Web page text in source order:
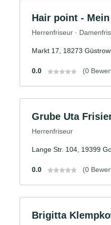
Hair point -
Herrenfriseur ·
Markt 17, 18273 Güstrow
0.0 (0
Grube Uta
Herrenfriseur
Lange Str. 104, 19399
0.0 (0
Brigitta